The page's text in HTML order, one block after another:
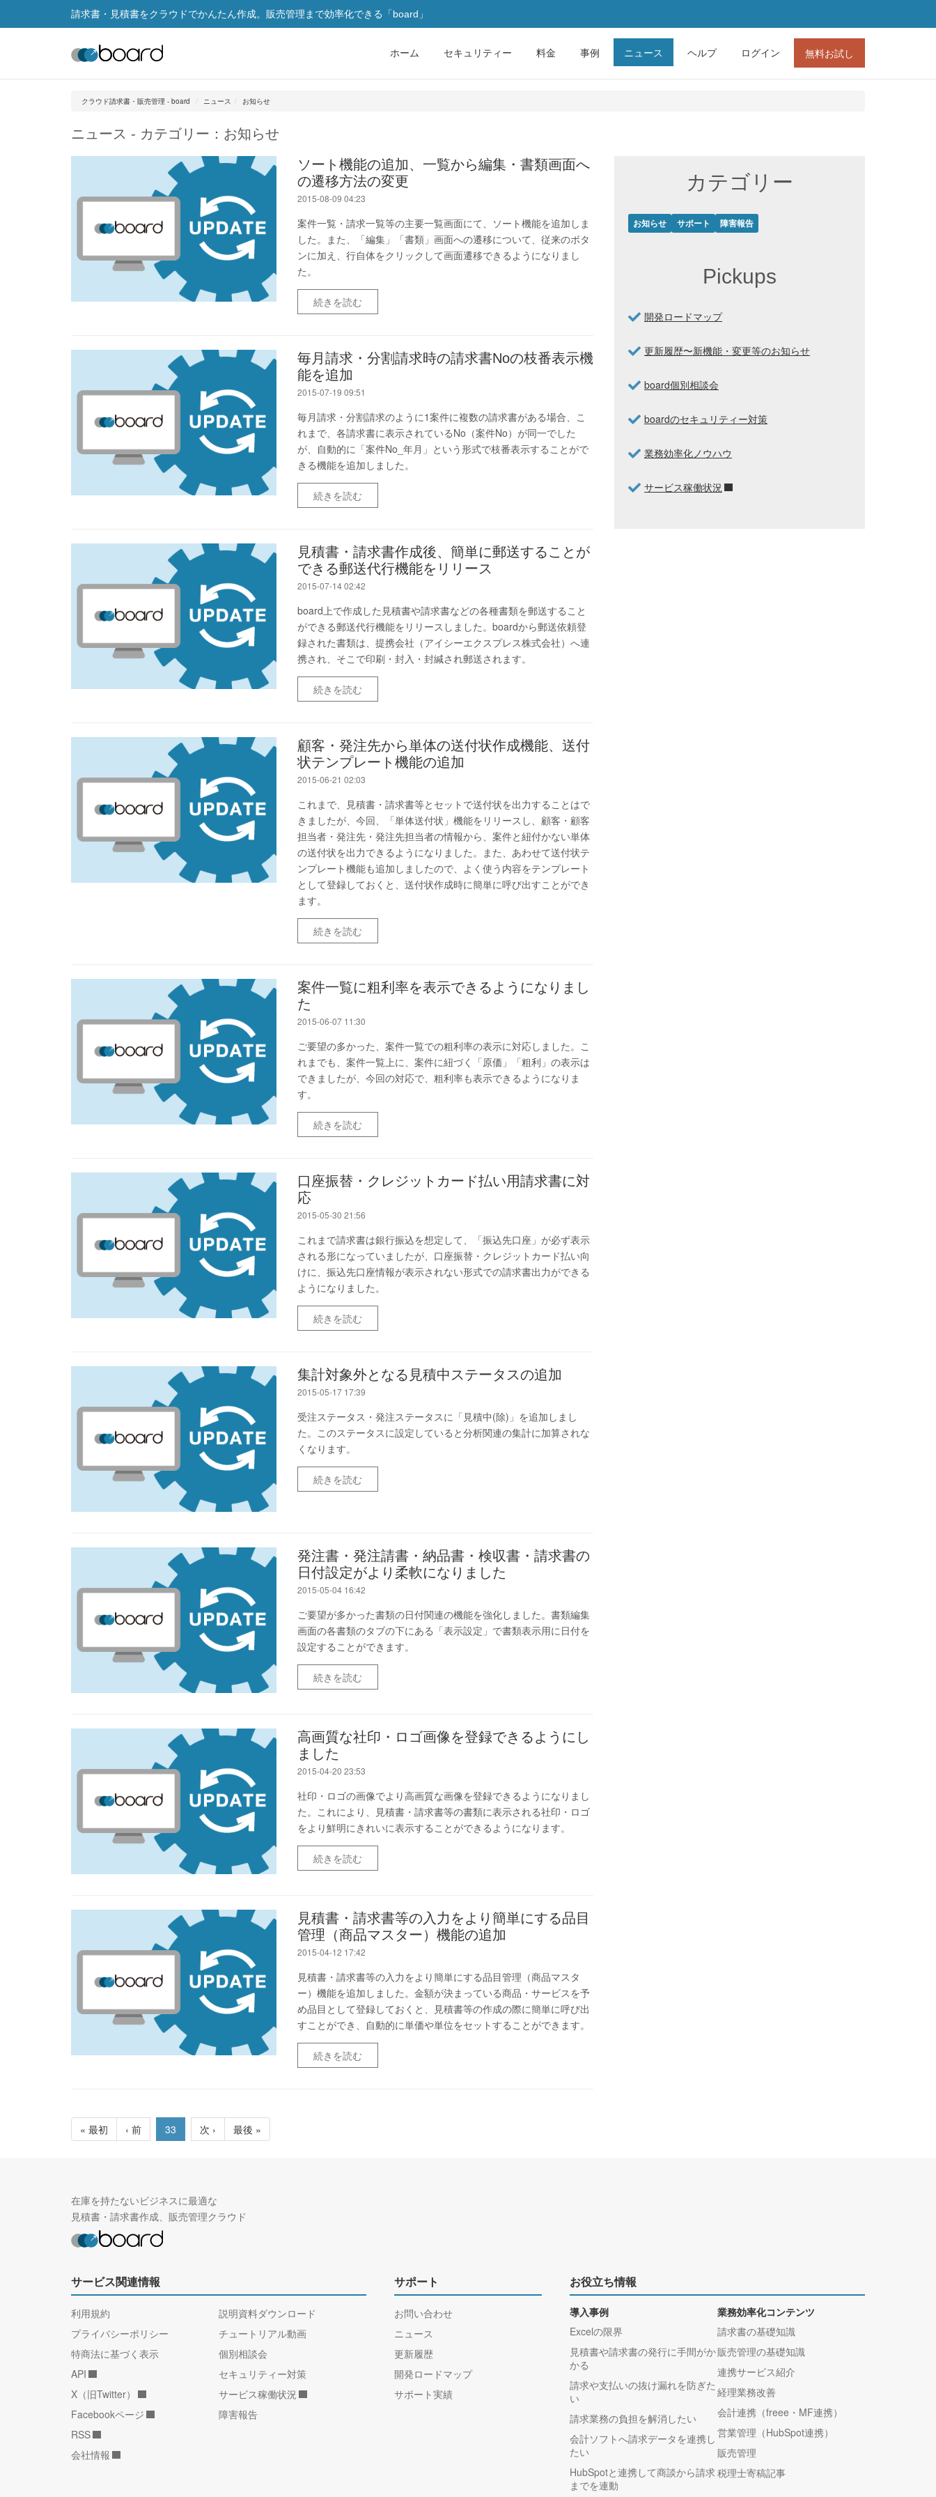
請求書・見積書をクラウドでかんたん作成。販売管理まで効率化できる「board」
ホーム セキュリティー 料金 事例 ニュース ヘルプ ログイン 無料お試し
クラウド請求書・販売管理 - board ニュース お知らせ
ニュース - カテゴリー：お知らせ
ソート機能の追加、一覧から編集・書類画面へ
の遷移方法の変更
2015-08-09 04:23
案件一覧・請求一覧等の主要一覧画面にて、ソート機能を追加しま
した。また、「編集」「書類」画面への遷移について、従来のボタ
ンに加え、行自体をクリックして画面遷移できるようになりまし
た。
続きを読む
毎月請求・分割請求時の請求書Noの枝番表示機
能を追加
2015-07-19 09:51
毎月請求・分割請求のように1案件に複数の請求書がある場合、こ
れまで、各請求書に表示されているNo（案件No）が同一でした
が、自動的に「案件No_年月」という形式で枝番表示することがで
きる機能を追加しました。
続きを読む
見積書・請求書作成後、簡単に郵送することが
できる郵送代行機能をリリース
2015-07-14 02:42
board上で作成した見積書や請求書などの各種書類を郵送すること
ができる郵送代行機能をリリースしました。boardから郵送依頼登
録された書類は、提携会社（アイシーエクスプレス株式会社）へ連
携され、そこで印刷・封入・封緘され郵送されます。
続きを読む
顧客・発注先から単体の送付状作成機能、送付
状テンプレート機能の追加
2015-06-21 02:03
これまで、見積書・請求書等とセットで送付状を出力することはで
きましたが、今回、「単体送付状」機能をリリースし、顧客・顧客
担当者・発注先・発注先担当者の情報から、案件と紐付かない単体
の送付状を出力できるようになりました。また、あわせて送付状テ
ンプレート機能も追加しましたので、よく使う内容をテンプレート
として登録しておくと、送付状作成時に簡単に呼び出すことができ
ます。
続きを読む
案件一覧に粗利率を表示できるようになりまし
た
2015-06-07 11:30
ご要望の多かった、案件一覧での粗利率の表示に対応しました。こ
れまでも、案件一覧上に、案件に紐づく「原価」「粗利」の表示は
できましたが、今回の対応で、粗利率も表示できるようになりま
す。
続きを読む
口座振替・クレジットカード払い用請求書に対
応
2015-05-30 21:56
これまで請求書は銀行振込を想定して、「振込先口座」が必ず表示
される形になっていましたが、口座振替・クレジットカード払い向
けに、振込先口座情報が表示されない形式での請求書出力ができる
ようになりました。
続きを読む
集計対象外となる見積中ステータスの追加
2015-05-17 17:39
受注ステータス・発注ステータスに「見積中(除)」を追加しまし
た。このステータスに設定していると分析関連の集計に加算されな
くなります。
続きを読む
発注書・発注請書・納品書・検収書・請求書の
日付設定がより柔軟になりました
2015-05-04 16:42
ご要望が多かった書類の日付関連の機能を強化しました。書類編集
画面の各書類のタブの下にある「表示設定」で書類表示用に日付を
設定することができます。
続きを読む
高画質な社印・ロゴ画像を登録できるようにし
ました
2015-04-20 23:53
社印・ロゴの画像でより高画質な画像を登録できるようになりまし
た。これにより、見積書・請求書等の書類に表示される社印・ロゴ
をより鮮明にきれいに表示することができるようになります。
続きを読む
見積書・請求書等の入力をより簡単にする品目
管理（商品マスター）機能の追加
2015-04-12 17:42
見積書・請求書等の入力をより簡単にする品目管理（商品マスタ
ー）機能を追加しました。金額が決まっている商品・サービスを予
め品目として登録しておくと、見積書等の作成の際に簡単に呼び出
すことができ、自動的に単価や単位をセットすることができます。
続きを読む
« 最初 ‹ 前 33 次 › 最後 »
カテゴリー
お知らせ サポート 障害報告
Pickups
開発ロードマップ
更新履歴〜新機能・変更等のお知らせ
board個別相談会
boardのセキュリティー対策
業務効率化ノウハウ
サービス稼働状況
在庫を持たないビジネスに最適な
見積書・請求書作成、販売管理クラウド
サービス関連情報
利用規約
プライバシーポリシー
特商法に基づく表示
API
X（旧Twitter）
Facebookページ
RSS
会社情報
説明資料ダウンロード
チュートリアル動画
個別相談会
セキュリティー対策
サービス稼働状況
障害報告
サポート
お問い合わせ
ニュース
更新履歴
開発ロードマップ
サポート実績
お役立ち情報
導入事例
Excelの限界
見積書や請求書の発行に手間がか
かる
請求や支払いの抜け漏れを防ぎた
い
請求業務の負担を解消したい
会計ソフトへ請求データを連携し
たい
HubSpotと連携して商談から請求
までを連動
業務効率化コンテンツ
請求書の基礎知識
販売管理の基礎知識
連携サービス紹介
経理業務改善
会計連携（freee・MF連携）
営業管理（HubSpot連携）
販売管理
税理士寄稿記事